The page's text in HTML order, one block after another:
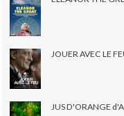
JOUER AVEC LE
JUS D'ORANGE